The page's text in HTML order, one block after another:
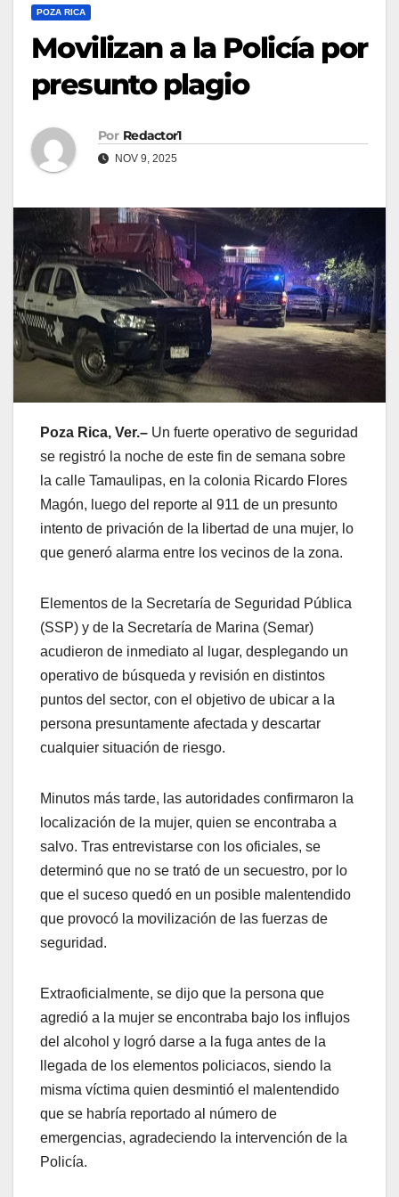
POZA RICA
Movilizan a la Policía por
presunto plagio
Por Redactor1
NOV 9, 2025
Poza Rica, Ver.– Un fuerte operativo de seguridad
se registró la noche de este fin de semana sobre
la calle Tamaulipas, en la colonia Ricardo Flores
Magón, luego del reporte al 911 de un presunto
intento de privación de la libertad de una mujer, lo
que generó alarma entre los vecinos de la zona.
Elementos de la Secretaría de Seguridad Pública
(SSP) y de la Secretaría de Marina (Semar)
acudieron de inmediato al lugar, desplegando un
operativo de búsqueda y revisión en distintos
puntos del sector, con el objetivo de ubicar a la
persona presuntamente afectada y descartar
cualquier situación de riesgo.
Minutos más tarde, las autoridades confirmaron la
localización de la mujer, quien se encontraba a
salvo. Tras entrevistarse con los oficiales, se
determinó que no se trató de un secuestro, por lo
que el suceso quedó en un posible malentendido
que provocó la movilización de las fuerzas de
seguridad.
Extraoficialmente, se dijo que la persona que
agredió a la mujer se encontraba bajo los influjos
del alcohol y logró darse a la fuga antes de la
llegada de los elementos policiacos, siendo la
misma víctima quien desmintió el malentendido
que se habría reportado al número de
emergencias, agradeciendo la intervención de la
Policía.